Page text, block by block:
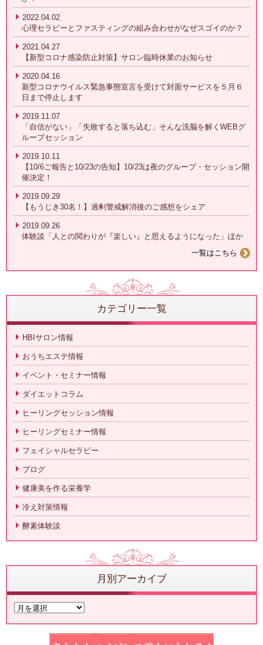
2022.04.02
心理セラピーとファスティングの組み合わせがなぜスゴイのか？
2021.04.27
【新型コロナ感染防止対策】サロン臨時休業のお知らせ
2020.04.16
新型コロナウイルス緊急事態宣言を受けて対面サービスを５月６
日まで停止します
2019.11.07
「自信がない」「失敗すると落ち込む」そんな洗脳を解くWEBグ
ループセッション
2019.10.11
【10/6ご報告と10/23の告知】10/23は夜のグループ・セッション開
催決定！
2019.09.29
【もうじき30名！】過剰警戒解消後のご感想をシェア
2019.09.26
体験談「人との関わりが『楽しい』と思えるようになった」ほか
一覧はこちら
カテゴリー一覧
HBIサロン情報
おうちエステ情報
イベント・セミナー情報
ダイエットコラム
ヒーリングセッション情報
ヒーリングセミナー情報
フェイシャルセラピー
ブログ
健康美を作る栄養学
冷え対策情報
酵素体験談
月別アーカイブ
月
別
ア